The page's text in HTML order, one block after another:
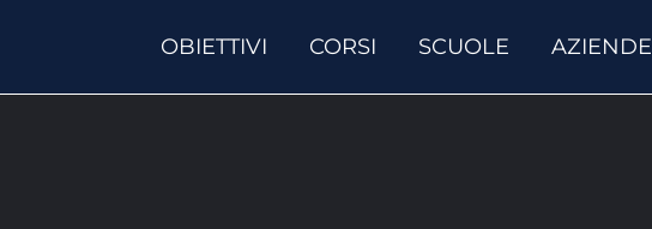
OBIETTIVI CORSI SCUOLE AZIENDE